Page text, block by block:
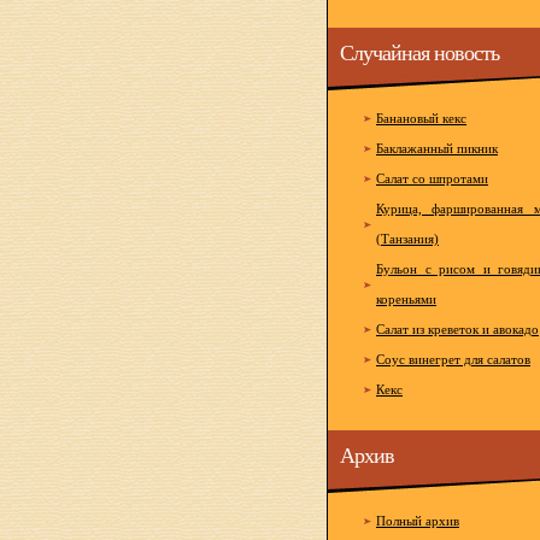
Случайная новость
Банановый кекс
Баклажанный пикник
Салат со шпротами
Курица, фаршированная
(Танзания)
Бульон с рисом и
кореньями
Салат из креветок и авокадо
Соус винегрет для салатов
Кекс
Архив
Полный архив